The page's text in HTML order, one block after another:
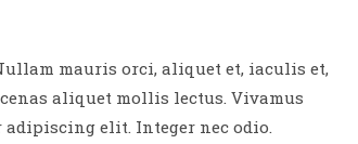
mauris orci, aliquet et, iaculis et,
aliquet mollis lectus. Vivamus
adipiscing elit. Integer nec odio.